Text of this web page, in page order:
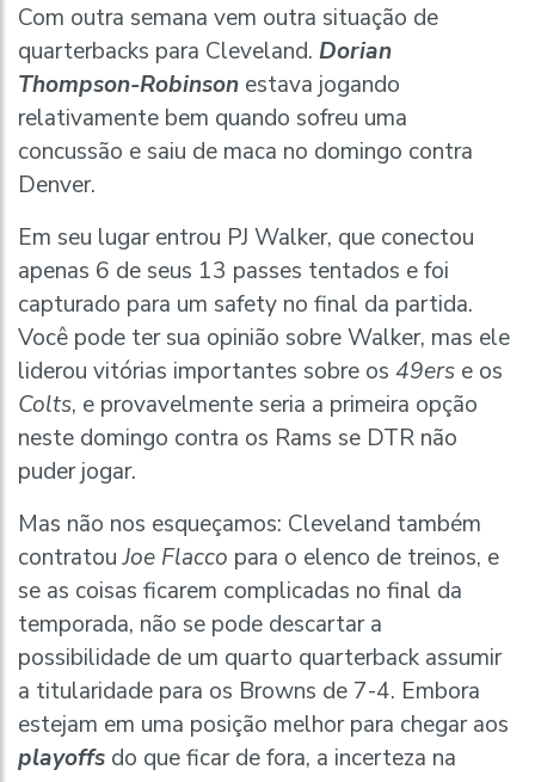
Com outra semana vem outra situação de
quarterbacks para Cleveland. Dorian
Thompson-Robinson estava jogando
relativamente bem quando sofreu uma
concussão e saiu de maca no domingo contra
Denver.
Em seu lugar entrou PJ Walker, que conectou
apenas 6 de seus 13 passes tentados e foi
capturado para um safety no final da partida.
Você pode ter sua opinião sobre Walker, mas ele
liderou vitórias importantes sobre os 49ers e os
Colts, e provavelmente seria a primeira opção
neste domingo contra os Rams se DTR não
puder jogar.
Mas não nos esqueçamos: Cleveland também
contratouJoe Flacco para o elenco de treinos, e
se as coisas ficarem complicadas no final da
temporada, não se pode descartar a
possibilidade de um quarto quarterback assumir
a titularidade para os Browns de 7-4. Embora
estejam em uma posição melhor para chegar aos
playoffs do que ficar de fora, a incerteza na